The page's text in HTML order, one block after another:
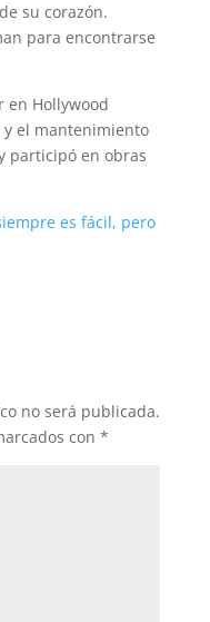
su corazón.
para encontrarse
en Hollywood
y el mantenimiento
participó en obras
es fácil, pero
no será publicada.
con *